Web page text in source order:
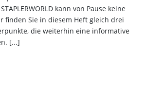
kann von Pause keine
finden Sie in diesem Heft gleich drei
die weiterhin eine informative
[...]